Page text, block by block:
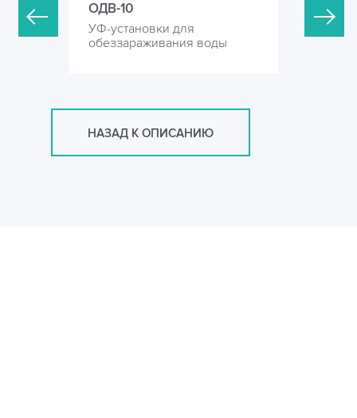
ОДВ-10
УФ-установки для
обеззараживания воды
ОДВ-20
УФ-
НАЗАД К ОПИСАНИЮ